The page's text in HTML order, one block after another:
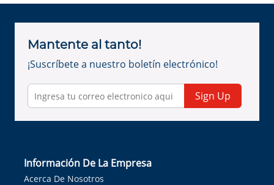
Mantente al tanto!
¡Suscríbete a nuestro boletín electrónico!
Sign Up
Información De La Empresa
Acerca De Nosotros